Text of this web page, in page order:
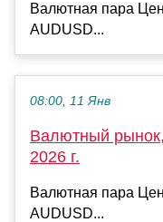
Валютная пара
AUDUSD...
08:00, 11 Янв
Валютный
2026 г.
Валютная пара
AUDUSD...